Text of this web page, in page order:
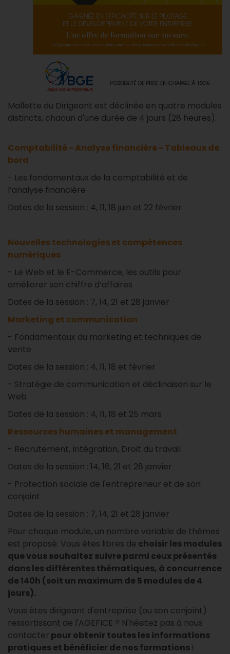
Mallette du Dirigeant est déclinée en quatre modules
distincts, chacun d'une durée de 4 jours (28 heures).
Comptabilité - Analyse financière - Tableaux de
bord
- Les fondamentaux de la comptabilité et de
l’analyse financière
Dates de la session : 4, 11, 18 juin et 22 février
Nouvelles technologies et compétences
numériques
- Le Web et le E-Commerce, les outils pour
améliorer son chiffre d’affaires
Dates de la session : 7, 14, 21 et 28 janvier
Marketing et communication
- Fondamentaux du marketing et techniques de
vente
Dates de la session : 4, 11, 18 et février
- Stratégie de communication et déclinaison sur le
Web
Dates de la session : 4, 11, 18 et 25 mars
Ressources humaines et management
- Recrutement, Intégration, Droit du travail
Dates de la session : 14, 16, 21 et 28 janvier
- Protection sociale de l'entrepreneur et de son
conjoint
Dates de la session : 7, 14, 21 et 28 janvier
Pour chaque module, un nombre variable de thèmes
est proposé. Vous êtes libres de choisir les modules
que vous souhaitez suivre parmi ceux présentés
dans les différentes thématiques, à concurrence
de 140h (soit un maximum de 5 modules de 4
jours).
Vous êtes dirigeant d'entreprise (ou son conjoint)
ressortissant de l'AGEFICE ? N'hésitez pas à nous
contacter pour obtenir toutes les informations
pratiques et bénéficier de nos formations !